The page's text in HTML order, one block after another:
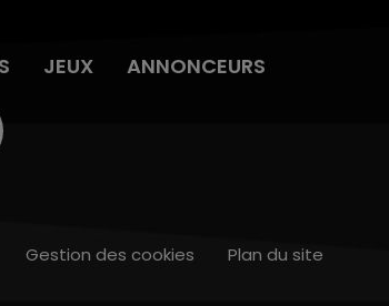
JEUX ANNONCEURS
Gestion des cookies Plan du site